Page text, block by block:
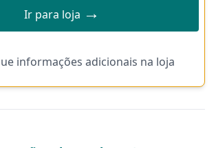
Ir para loja →
informações adicionais na loja